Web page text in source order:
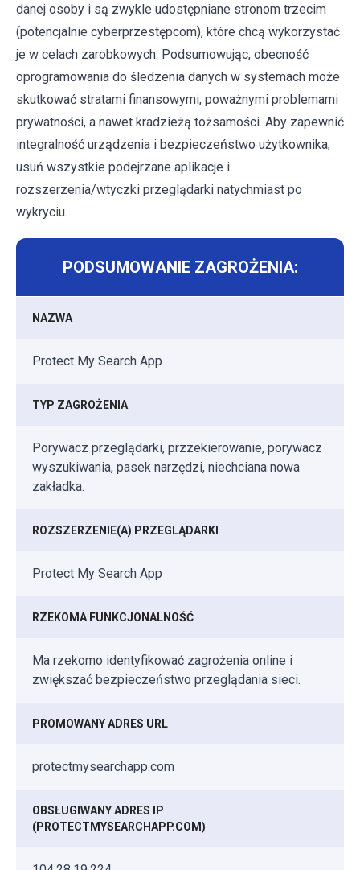
danej osoby i są zwykle udostępniane stronom trzecim
(potencjalnie cyberprzestępcom), które chcą wykorzystać
je w celach zarobkowych. Podsumowując, obecność
oprogramowania do śledzenia danych w systemach może
skutkować stratami finansowymi, poważnymi problemami
prywatności, a nawet kradzieżą tożsamości. Aby zapewnić
integralność urządzenia i bezpieczeństwo użytkownika,
usuń wszystkie podejrzane aplikacje i
rozszerzenia/wtyczki przeglądarki natychmiast po
wykryciu.
PODSUMOWANIE ZAGROŻENIA:
NAZWA
Protect My Search App
TYP ZAGROŻENIA
Porywacz przeglądarki, przzekierowanie, porywacz
wyszukiwania, pasek narzędzi, niechciana nowa
zakładka.
ROZSZERZENIE(A) PRZEGLĄDARKI
Protect My Search App
RZEKOMA FUNKCJONALNOŚĆ
Ma rzekomo identyfikować zagrożenia online i
zwiększać bezpieczeństwo przeglądania sieci.
PROMOWANY ADRES URL
protectmysearchapp.com
OBSŁUGIWANY ADRES IP
(PROTECTMYSEARCHAPP.COM)